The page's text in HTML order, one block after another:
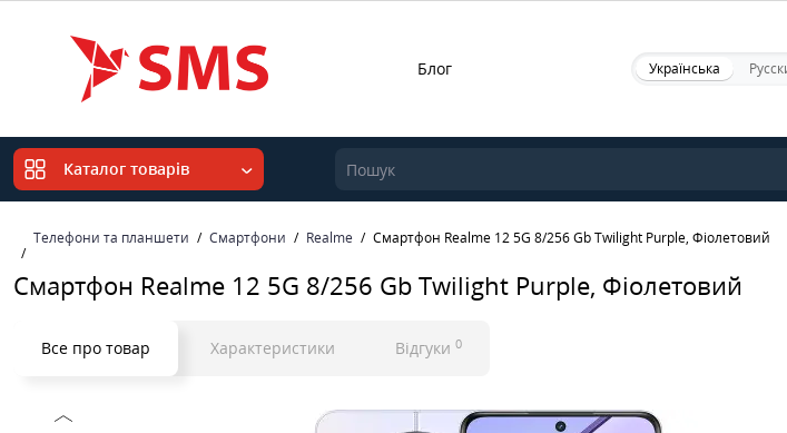
Блог Українська
Каталог товарів
Телефони та планшети Смартфони Realme Смартфон Realme 12 5G 8/256 Gb Twilight Purple, Фіолетовий
Смартфон Realme 12 5G 8/256 Gb Twilight Purple, Фіолетовий
Все про товар Характеристики Відгуки 0